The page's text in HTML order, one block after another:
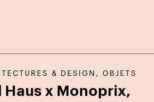
& DESIGN ,OBJETS
Haus x Monoprix,